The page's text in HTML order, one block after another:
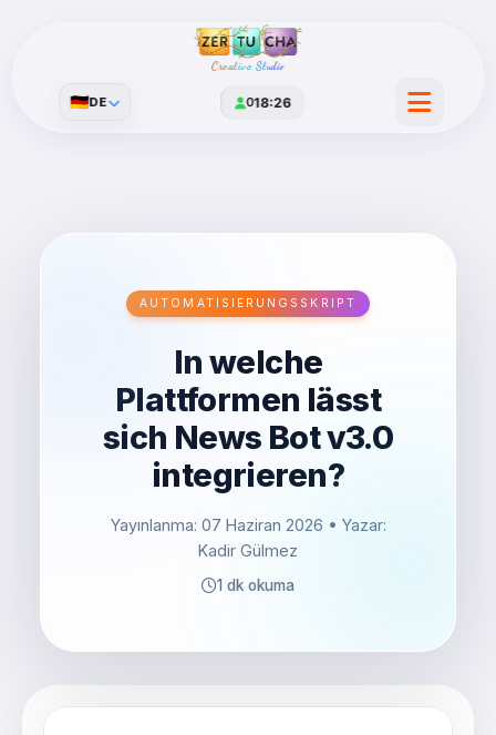
Creative Studio
018:26
🇩🇪DE
AUTOMATISIERUNGSSKRIPT
In welche
Plattformen lässt
sich News Bot v3.0
integrieren?
Yayınlanma: 07 Haziran 2026 • Yazar:
Kadir Gülmez
1 dk okuma